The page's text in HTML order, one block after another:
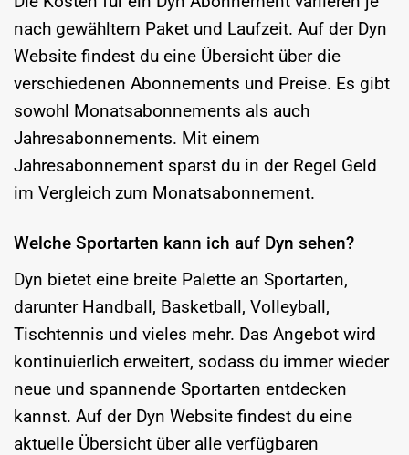
nach gewähltem Paket und Laufzeit. Auf der Dyn
Website findest du eine Übersicht über die
verschiedenen Abonnements und Preise. Es gibt
sowohl Monatsabonnements als auch
Jahresabonnements. Mit einem
Jahresabonnement sparst du in der Regel Geld
im Vergleich zum Monatsabonnement.
Welche Sportarten kann ich auf Dyn sehen?
Dyn bietet eine breite Palette an Sportarten,
darunter Handball, Basketball, Volleyball,
Tischtennis und vieles mehr. Das Angebot wird
kontinuierlich erweitert, sodass du immer wieder
neue und spannende Sportarten entdecken
kannst. Auf der Dyn Website findest du eine
aktuelle Übersicht über alle verfügbaren